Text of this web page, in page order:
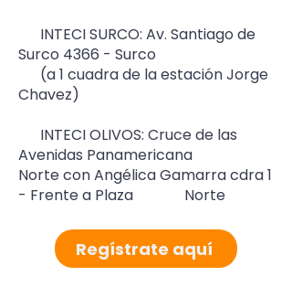
INTECI SURCO: Av. Santiago de
Surco 4366 - Surco
(a 1 cuadra de la estación Jorge
Chavez)
INTECI OLIVOS: Cruce de las
Avenidas Panamericana
Norte con Angélica Gamarra cdra 1
- Frente a Plaza Norte
Regístrate aquí